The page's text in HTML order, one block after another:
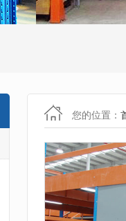
您的位置：